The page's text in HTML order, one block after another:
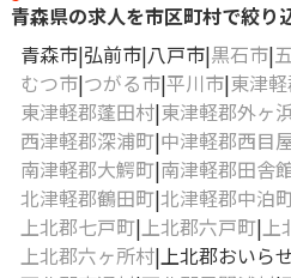
青森県の求人を市区町村で絞り
青森市 弘前市 八戸市 黒石市
むつ市 つがる市 平川市 東津
東津軽郡蓬田村 東津軽郡外ヶ
西津軽郡深浦町 中津軽郡西目
南津軽郡大鰐町 南津軽郡田舎
北津軽郡鶴田町 北津軽郡中泊
上北郡七戸町 上北郡六戸町 上
上北郡六ヶ所村 上北郡おいら